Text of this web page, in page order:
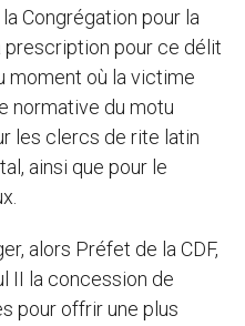
Congrégation pour la
prescription pour ce délit
moment où la victime
normative du motu
les clercs de rite latin
ainsi que pour le
alors Préfet de la CDF,
II la concession de
pour offrir une plus